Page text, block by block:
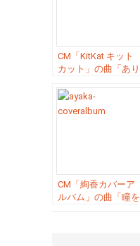
CM「KitKat キット
カット」の曲「あり
香」
CM「絢香カバーア
ルバム」の曲「瞳を
とじて／LA・LA・